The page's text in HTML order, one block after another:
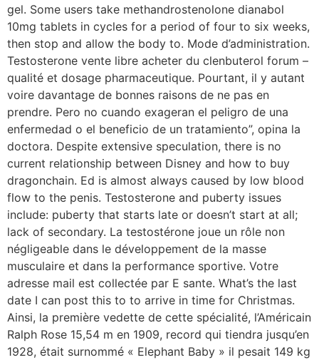
gel. Some users take methandrostenolone dianabol
10mg tablets in cycles for a period of four to six weeks,
then stop and allow the body to. Mode d’administration.
Testosterone vente libre acheter du clenbuterol forum –
qualité et dosage pharmaceutique. Pourtant, il y autant
voire davantage de bonnes raisons de ne pas en
prendre. Pero no cuando exageran el peligro de una
enfermedad o el beneficio de un tratamiento”, opina la
doctora. Despite extensive speculation, there is no
current relationship between Disney and how to buy
dragonchain. Ed is almost always caused by low blood
flow to the penis. Testosterone and puberty issues
include: puberty that starts late or doesn’t start at all;
lack of secondary. La testostérone joue un rôle non
négligeable dans le développement de la masse
musculaire et dans la performance sportive. Votre
adresse mail est collectée par E sante. What’s the last
date I can post this to to arrive in time for Christmas.
Ainsi, la première vedette de cette spécialité, l’Américain
Ralph Rose 15,54 m en 1909, record qui tiendra jusqu’en
1928, était surnommé « Elephant Baby » il pesait 149 kg